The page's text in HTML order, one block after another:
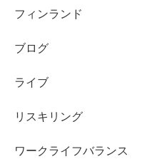
フィンランド
ブログ
ライブ
リスキリング
ワークライフバランス